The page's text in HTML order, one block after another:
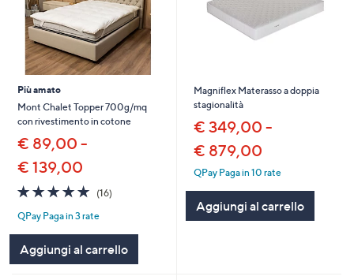
Più amato
Mont Chalet Topper 700g/mq
con rivestimento in cotone
€ 89,00 -
€ 139,00
4.9
of
5
(16)16
QPay Paga in 3 rate
Aggiungi al carrello
Magniflex Materasso a doppia
stagionalità
€ 349,00 -
€ 879,00
QPay Paga in 10 rate
Aggiungi al carrello